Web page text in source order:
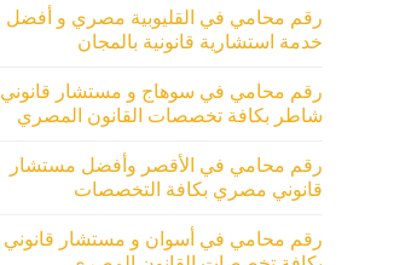
رقم محامي في القليوبية مصري و أفضل
خدمة استشارية قانونية بالمجان
رقم محامي في سوهاج و مستشار قانوني
شاطر بكافة تخصصات القانون المصري
رقم محامي في الأقصر وأفضل مستشار
قانوني مصري بكافة التخصصات
رقم محامي في أسوان و مستشار قانوني